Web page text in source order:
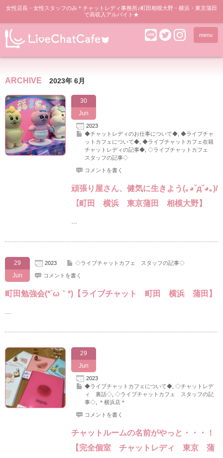
女性店長・女性スタッフのみ＊チャットレディ事務所♪町田相模大野・横浜・東京蒲田
で高収入アルバイト★
menu
ARCHIVE 2023年 6月
30
Jun
2023
◆チャットレディのお仕事について◆, ◆ライブチャ
ットカフェについて◆, ◆ライブチャットカフェ在籍
チャットレディの記事◆, ◇ライブチャットカフェ
スタッフの記事◇
コメントを書く
頑張り屋さん、健気に生きよう(｡◕ˇдˇ​◕｡)/
【町田 横浜 東京蒲田 相模大野】
…
29
Jun
2023 ◇ライブチャットカフェ スタッフの記事◇
コメントを書く
町田勉強会(*´ω｀*)【ライブチャット 町田 横浜 蒲田】
…
29
Jun
2023
◆ライブチャットカフェについて◆, ◇チャットレデ
ィ 裏話◇, ◇ライブチャットカフェ スタッフの記
事◇, ＊横浜店＊
コメントを書く
チャットルームの名前がやっと・・・！
【完全個室 チャットレディ 東京 蒲